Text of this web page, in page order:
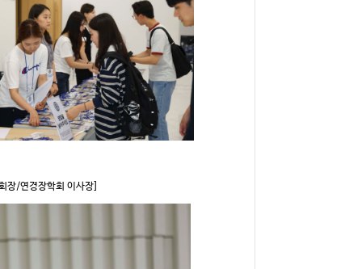
/연경장학회 이사장]